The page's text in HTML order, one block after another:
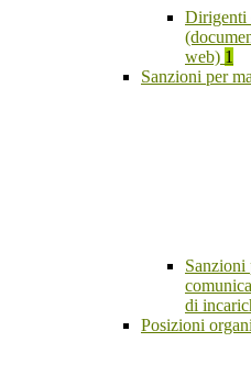
Dirigenti
web) 1
Sanzioni per
Sanzioni
di
Posizioni